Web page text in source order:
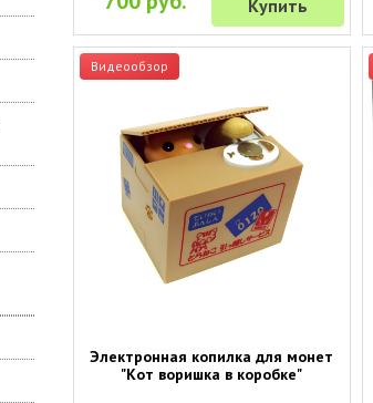
Купить
Видеообзор
Электронная копилка для монет
"Кот воришка в коробке"